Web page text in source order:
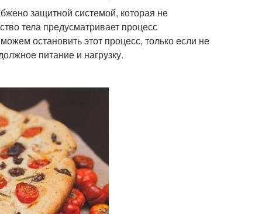
защитной системой, которая не
тела предусматривает процесс
остановить этот процесс, только если не
питание и нагрузку.